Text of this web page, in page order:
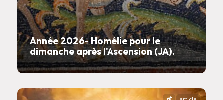
Année 2026- Homélie pour le
dimanche après l'Ascension (JA).